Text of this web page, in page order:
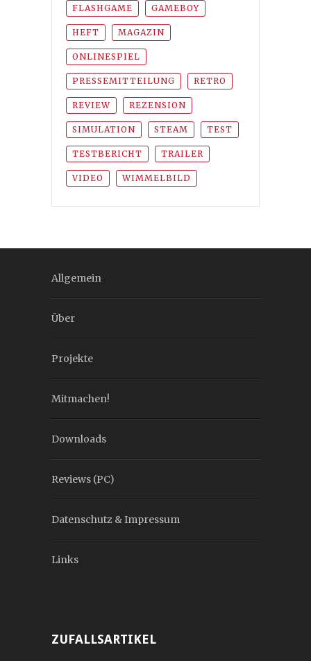
FLASHGAME GAMEBOY
HEFT MAGAZIN
ONLINESPIEL
PRESSEMITTEILUNG RETRO
REVIEW REZENSION
SIMULATION STEAM TEST
TESTBERICHT TRAILER
VIDEO WIMMELBILD
Allgemein
Über
Projekte
Mitmachen!
Downloads
Reviews (PC)
Datenschutz & Impressum
Links
ZUFALLSARTIKEL